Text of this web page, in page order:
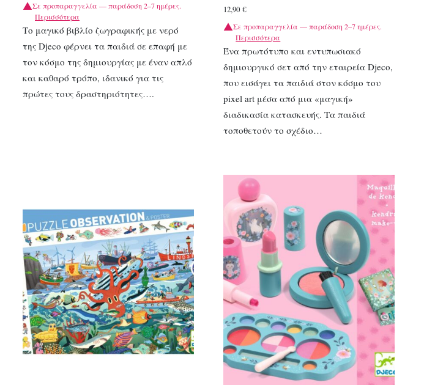
Σε προπαραγγελία — παράδοση 2–7 ημέρες.
Περισσότερα
Το μαγικό βιβλίο ζωγραφικής με νερό
της Djeco φέρνει τα παιδιά σε επαφή με
τον κόσμο της δημιουργίας με έναν απλό
και καθαρό τρόπο, ιδανικό για τις
πρώτες τους δραστηριότητες….
12,90€
Σε προπαραγγελία — παράδοση 2–7 ημέρες.
Περισσότερα
Ένα πρωτότυπο και εντυπωσιακό
δημιουργικό σετ από την εταιρεία Djeco,
που εισάγει τα παιδιά στον κόσμο του
pixel art μέσα από μια «μαγική»
διαδικασία κατασκευής. Τα παιδιά
τοποθετούν το σχέδιο…